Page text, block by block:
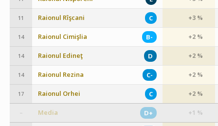
11 Raionul Rîşcani C +3 %
14 Raionul Cimişlia B- +2 %
14 Raionul Edineţ D +2 %
14 Raionul Rezina C- +2 %
17 Raionul Orhei C +2 %
– Media D+ +1 %